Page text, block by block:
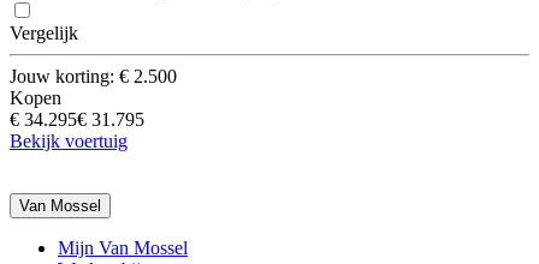
Vergelijk
Jouw korting: € 2.500
Kopen
€ 34.295€ 31.795
Bekijk voertuig
Van Mossel
Mijn Van Mossel